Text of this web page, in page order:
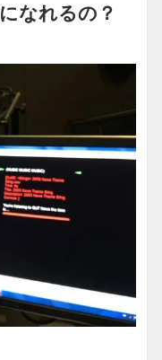
なれるの？